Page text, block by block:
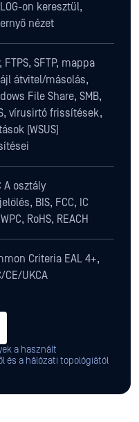
on keresztül,
nézet
FTPS, SFTP, mappa
átvitel/másolás,
File Share, SMB,
vírusirtó frissítések,
(WSUS)
A osztály
BIS, FCC, IC
RoHS, REACH
Criteria EAL 4+,
CE/UKCA
a használt
és a hálózati topológiától